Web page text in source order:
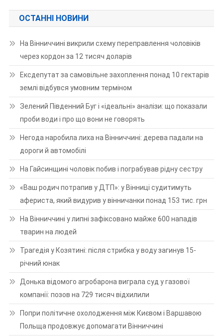
ОСТАННІ НОВИНИ
На Вінниччині викрили схему переправлення чоловіків
через кордон за 12 тисяч доларів
Ексдепутат за самовільне захоплення понад 10 гектарів
землі відбувся умовним терміном
Зелений Південний Буг і «ідеальні» аналізи: що показали
проби води і про що вони не говорять
Негода наробила лиха на Вінниччині: дерева падали на
дороги й автомобілі
На Гайсинщині чоловік побив і пограбував рідну сестру
«Ваш родич потрапив у ДТП»: у Вінниці судитимуть
афериста, який видурив у вінничанки понад 153 тис. грн
На Вінниччині у липні зафіксовано майже 600 нападів
тварин на людей
Трагедія у Козятині: після стрибка у воду загинув 15-
річний юнак
Донька відомого агробарона виграла суд у газової
компанії: позов на 729 тисяч відхилили
Попри політичне охолодження між Києвом і Варшавою
Польща продовжує допомагати Вінниччині